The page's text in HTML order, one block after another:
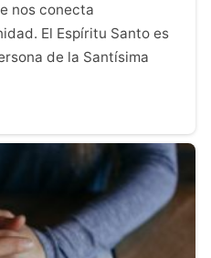
nos conecta
El Espíritu Santo es
de la Santísima